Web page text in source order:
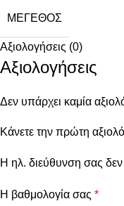
ΜΈΓΕΘΟΣ
Αξιολογήσεις (0)
Αξιολογήσεις
Δεν υπάρχει καμία
Κάνετε την πρώτη
Η ηλ. διεύθυνση σας δεν
Η βαθμολογία σας *